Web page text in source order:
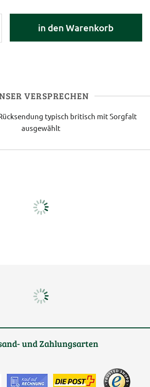
in den Warenkorb
VERSPRECHEN
typisch britisch mit Sorgfalt
ausgewählt
und Zahlungsarten